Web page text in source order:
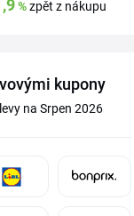
%zpět z nákupu
kupony
na Srpen 2026